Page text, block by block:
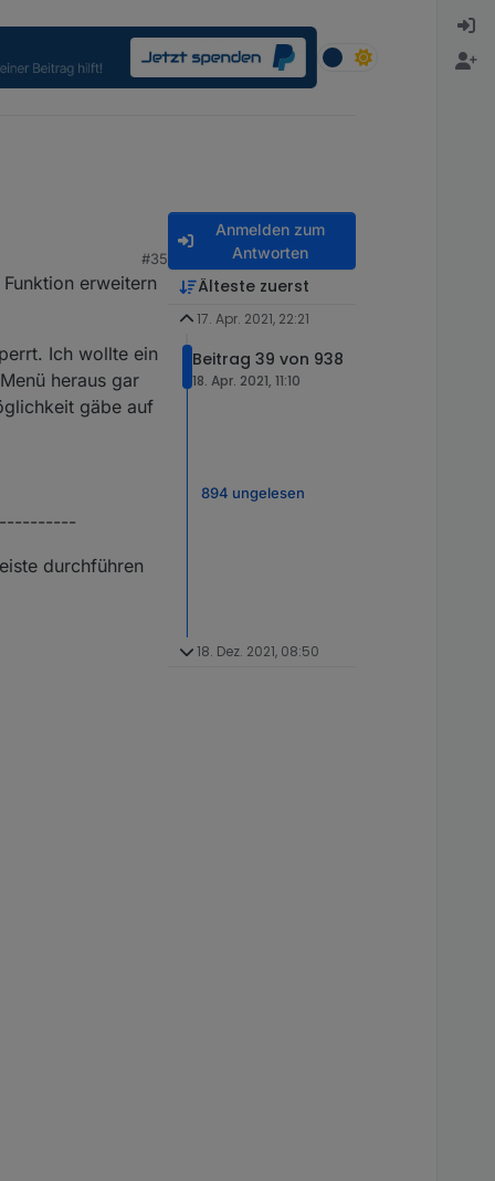
#35
erweitern
Ich wollte ein
heraus gar
gäbe auf
durchführen
Anmelden zum
Antworten
Älteste zuerst
17. Apr. 2021, 22:21
Beitrag 39 von 938
18. Apr. 2021, 11:10
894 ungelesen
18. Dez. 2021, 08:50